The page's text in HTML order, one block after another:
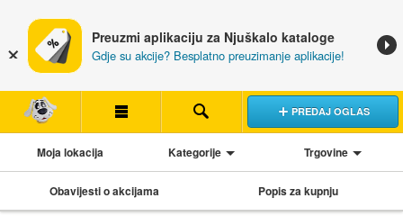
Preuzmi aplikaciju za Njuškalo kataloge
Gdje su akcije? Besplatno preuzimanje aplikacije!
PREDAJ OGLAS
Moja lokacija Kategorije Trgovine
Obavijesti o akcijama Popis za kupnju